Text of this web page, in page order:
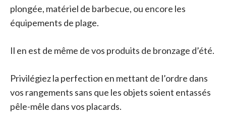
plongée, matériel de barbecue, ou encore les
équipements de plage.
Il en est de même de vos produits de bronzage d’été.
Privilégiez la perfection en mettant de l’ordre dans
vos rangements sans que les objets soient entassés
pêle-mêle dans vos placards.